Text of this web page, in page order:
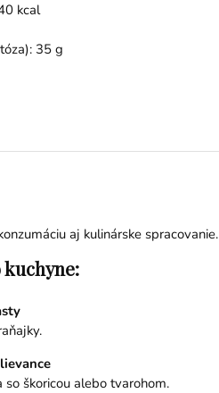
kcal
35 g
aj kulinárske spracovanie.
so škoricou alebo tvarohom.